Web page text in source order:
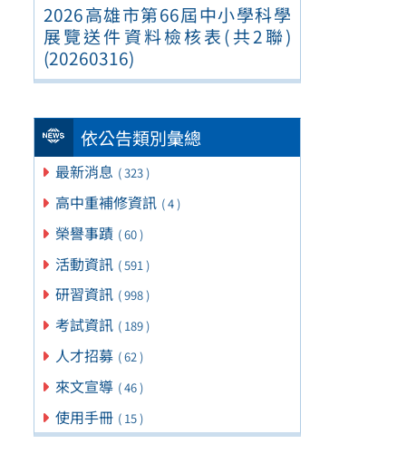
2026高雄市第66屆中小學科學
展覽送件資料檢核表(共2聯)
(20260316)
依公告類別彙總
最新消息 ( 323 )
高中重補修資訊 ( 4 )
榮譽事蹟 ( 60 )
活動資訊 ( 591 )
研習資訊 ( 998 )
考試資訊 ( 189 )
人才招募 ( 62 )
來文宣導 ( 46 )
使用手冊 ( 15 )